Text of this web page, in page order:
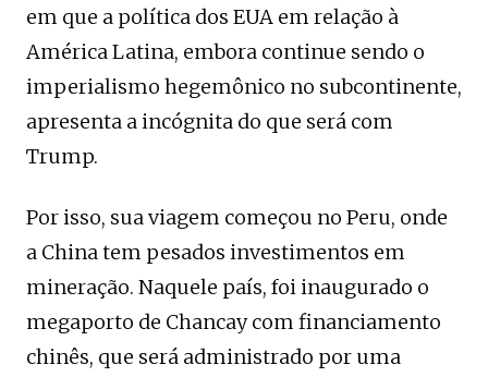
em que a política dos EUA em relação à
América Latina, embora continue sendo o
imperialismo hegemônico no subcontinente,
apresenta a incógnita do que será com
Trump.
Por isso, sua viagem começou no Peru, onde
a China tem pesados investimentos em
mineração. Naquele país, foi inaugurado o
megaporto de Chancay com financiamento
chinês, que será administrado por uma